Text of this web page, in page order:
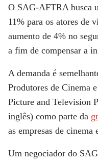
O SAG-AFTRA busca
11% para os atores de
aumento de 4% no
a fim de compensar a
A demanda é
Produtores de Cinema
Picture and Television
inglês) como parte da
as empresas de cinema
Um negociador do